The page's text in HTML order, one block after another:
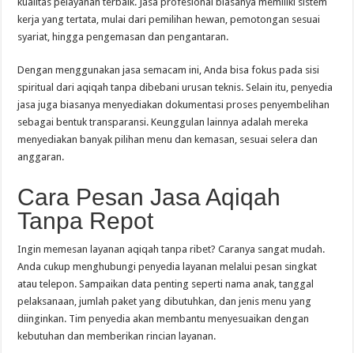
kerja yang tertata, mulai dari pemilihan hewan, pemotongan sesuai
syariat, hingga pengemasan dan pengantaran.
Dengan menggunakan jasa semacam ini, Anda bisa fokus pada sisi
spiritual dari aqiqah tanpa dibebani urusan teknis. Selain itu, penyedia
jasa juga biasanya menyediakan dokumentasi proses penyembelihan
sebagai bentuk transparansi. Keunggulan lainnya adalah mereka
menyediakan banyak pilihan menu dan kemasan, sesuai selera dan
anggaran.
Cara Pesan Jasa Aqiqah
Tanpa Repot
Ingin memesan layanan aqiqah tanpa ribet? Caranya sangat mudah.
Anda cukup menghubungi penyedia layanan melalui pesan singkat
atau telepon. Sampaikan data penting seperti nama anak, tanggal
pelaksanaan, jumlah paket yang dibutuhkan, dan jenis menu yang
diinginkan. Tim penyedia akan membantu menyesuaikan dengan
kebutuhan dan memberikan rincian layanan.